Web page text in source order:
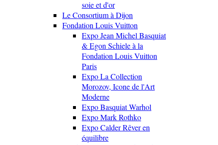
soie et d'or
Le Consortium à Dijon
Fondation Louis Vuitton
Expo Jean Michel Basquiat
& Egon Schiele à la
Fondation Louis Vuitton
Paris
Expo La Collection
Morozov, Icone de l'Art
Moderne
Expo Basquiat Warhol
Expo Mark Rothko
Expo Calder Rêver en
équilibre